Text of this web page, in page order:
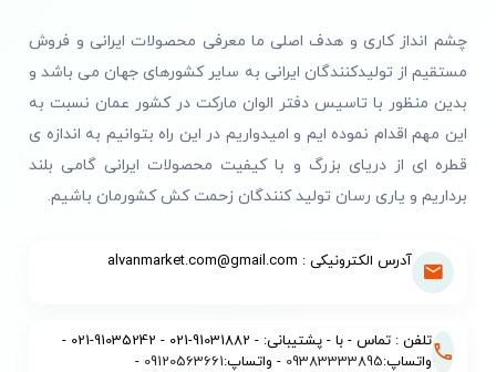
چشم انداز کاری و هدف اصلی ما معرفی محصولات ایرانی و فروش
مستقیم از تولیدکنندگان ایرانی به سایر کشورهای جهان می باشد و
بدین منظور با تاسیس دفتر الوان مارکت در کشور عمان نسبت به
این مهم اقدام نموده ایم و امیدواریم در این راه بتوانیم به اندازه ی
قطره ای از دریای بزرگ و با کیفیت محصولات ایرانی گامی بلند
برداریم و یاری رسان تولید کنندگان زحمت کش کشورمان باشیم.
آدرس الکترونیکی : alvanmarket.com@gmail.com
تلفن : تماس - با - پشتیبانی: - 91031882-021 - 91035242-021 -
واتساپ:09383333895 - واتساپ:09120563661
-